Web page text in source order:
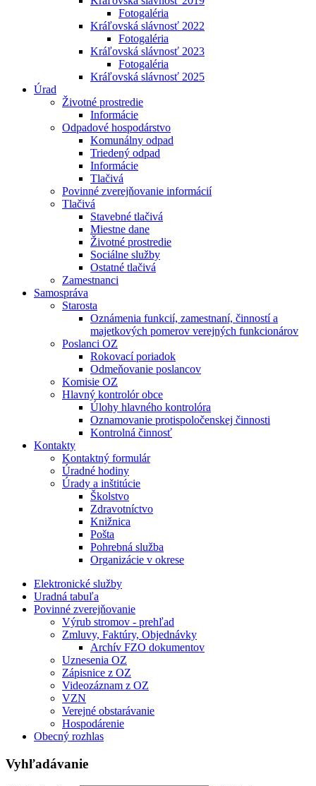
Fotogaléria
Kráľovská slávnosť 2022
Fotogaléria
Kráľovská slávnosť 2023
Fotogaléria
Kráľovská slávnosť 2025
Úrad
Životné prostredie
Informácie
Odpadové hospodárstvo
Komunálny odpad
Triedený odpad
Informácie
Tlačivá
Povinné zverejňovanie informácií
Tlačivá
Stavebné tlačivá
Miestne dane
Životné prostredie
Sociálne služby
Ostatné tlačivá
Zamestnanci
Samospráva
Starosta
Oznámenia funkcií, zamestnaní, činností a
majetkových pomerov verejných funkcionárov
Poslanci OZ
Rokovací poriadok
Odmeňovanie poslancov
Komisie OZ
Hlavný kontrolór obce
Úlohy hlavného kontrolóra
Oznamovanie protispoločenskej činnosti
Kontrolná činnosť
Kontakty
Kontaktný formulár
Úradné hodiny
Úrady a inštitúcie
Školstvo
Zdravotníctvo
Knižnica
Pošta
Pohrebná služba
Organizácie v okrese
Elektronické služby
Uradná tabuľa
Povinné zverejňovanie
Výrub stromov - prehľad
Zmluvy, Faktúry, Objednávky
Archív FZO dokumentov
Uznesenia OZ
Zápisnice z OZ
Videozáznam z OZ
VZN
Verejné obstarávanie
Hospodárenie
Obecný rozhlas
Vyhľadávanie